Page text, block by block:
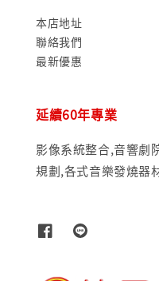
本店地址
聯絡我們
最新優惠
延續60年專業
影像系統整合,音響劇
規劃,各式音樂發燒器